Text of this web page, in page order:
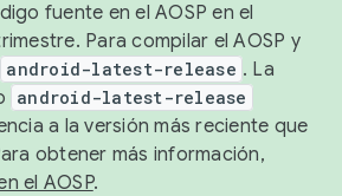
fuente en el AOSP en el
Para compilar el AOSP y
android-latest-release . La
android-latest-release
a la versión más reciente que
obtener más información,
el AOSP.